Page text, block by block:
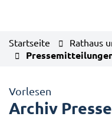
Startseite Rathaus
Vorlesen
Archiv